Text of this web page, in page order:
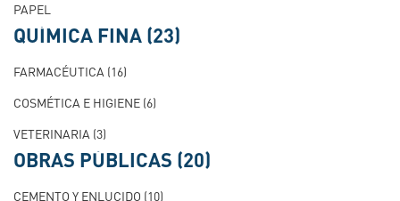
PAPEL
QUÍMICA FINA (23)
FARMACÉUTICA (16)
COSMÉTICA E HIGIENE (6)
VETERINARIA (3)
OBRAS PÚBLICAS (20)
CEMENTO Y ENLUCIDO (10)